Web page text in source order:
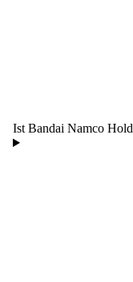
Ist Bandai Namco